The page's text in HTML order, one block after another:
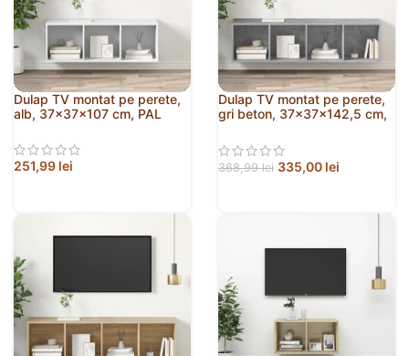
Dulap TV montat pe perete,
alb, 37x37x107 cm, PAL
251,99 lei
Dulap TV montat pe perete,
gri beton, 37x37x142,5 cm,
368,99lei 335,00 lei